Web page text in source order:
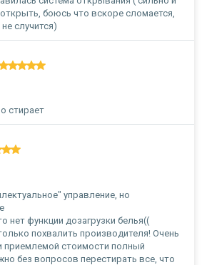
боюсь что вскоре сломается,
случится)
стирает
управление, но
нет функции дозагрузки белья((
похвалить производителя! Очень
приемлемой стоимости полный
без вопросов перестирать все, что